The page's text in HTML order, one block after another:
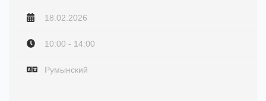
18.02.2026
10:00 - 14:00
Румынский